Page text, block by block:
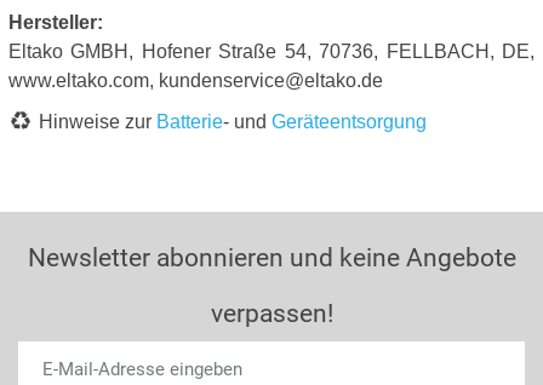
Hersteller:
Eltako GMBH, Hofener Straße 54, 70736, FELLBACH, DE,
www.eltako.com, kundenservice@eltako.de
Hinweise zur Batterie- und Geräteentsorgung
Newsletter abonnieren und keine Angebote
verpassen!